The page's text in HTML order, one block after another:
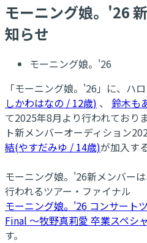
モーニング娘。'26
知らせ
モーニング娘。'26
「モーニング娘。'26」に、ハ
しかわはなの / 12歳) 、 鈴木も
て2025年8月より行われており
ト新メンバーオーディション
結(やすだみゆ / 14歳)が加入す
モーニング娘。'26新メンバー
行われるツアー・ファイナル
モーニング娘。'26 コンサート
Final 〜牧野真莉愛 卒業スペシ
す。